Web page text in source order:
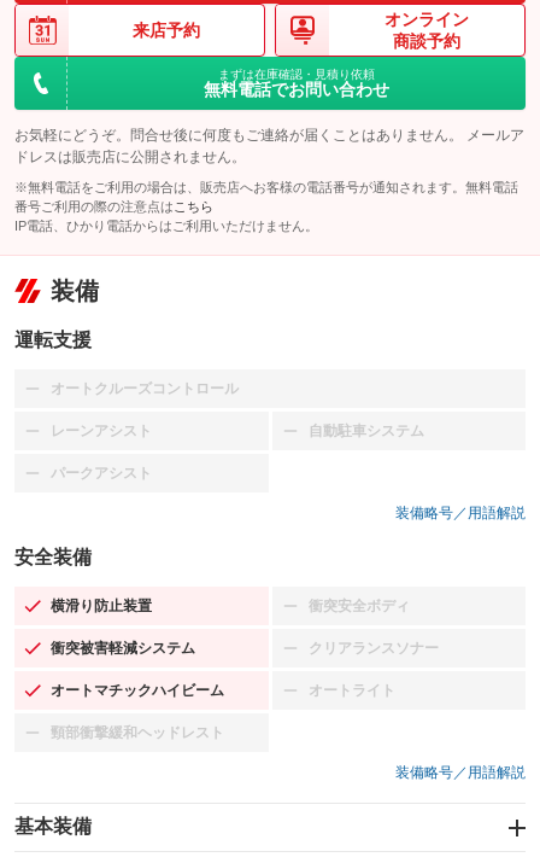
来店予約
オンライン
商談予約
まずは在庫確認・見積り依頼
無料電話でお問い合わせ
お気軽にどうぞ。問合せ後に何度もご連絡が届くことはありません。 メールア
ドレスは販売店に公開されません。
※無料電話をご利用の場合は、販売店へお客様の電話番号が通知されます。無料電話
番号ご利用の際の注意点は こちら
IP電話、ひかり電話からはご利用いただけません。
装備
運転支援
オートクルーズコントロール
：装備なし
レーンアシスト
：装備なし 自動駐車システム
：装備なし
パークアシスト
：装備なし
装備略号／用語解説
安全装備
横滑り防止装置
：装備あり 衝突安全ボディ
：装備なし
衝突被害軽減システム
：装備あり クリアランスソナー
：装備なし
オートマチックハイビーム
：装備あり オートライト
：装備なし
頸部衝撃緩和ヘッドレスト
：装備なし
装備略号／用語解説
基本装備